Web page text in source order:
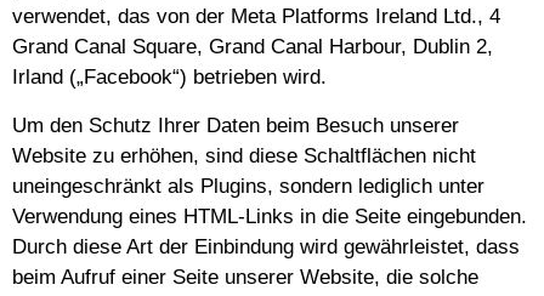
verwendet, das von der Meta Platforms Ireland Ltd., 4
Grand Canal Square, Grand Canal Harbour, Dublin 2,
Irland („Facebook“) betrieben wird.
Um den Schutz Ihrer Daten beim Besuch unserer
Website zu erhöhen, sind diese Schaltflächen nicht
uneingeschränkt als Plugins, sondern lediglich unter
Verwendung eines HTML-Links in die Seite eingebunden.
Durch diese Art der Einbindung wird gewährleistet, dass
beim Aufruf einer Seite unserer Website, die solche